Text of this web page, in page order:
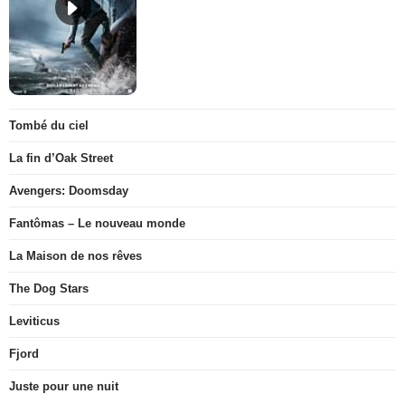
Tombé du ciel
La fin d’Oak Street
Avengers: Doomsday
Fantômas – Le nouveau monde
La Maison de nos rêves
The Dog Stars
Leviticus
Fjord
Juste pour une nuit